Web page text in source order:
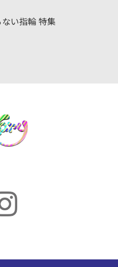
い指輪 特集